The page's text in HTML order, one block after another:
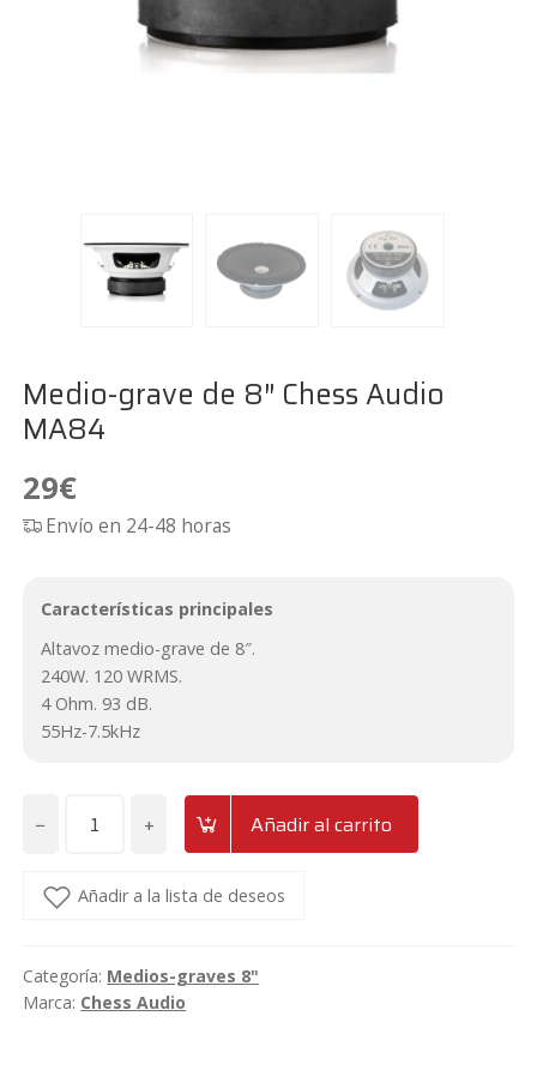
Medio-grave de 8″ Chess Audio
MA84
29€
Envío en 24-48 horas
Características principales
Altavoz medio-grave de 8″.
240W. 120 WRMS.
4 Ohm. 93 dB.
55Hz-7.5kHz
−
de
Audio
MA84
+ Añadir al carrito
Añadir a la lista de deseos
Categoría: Medios-graves 8"
Marca: Chess Audio